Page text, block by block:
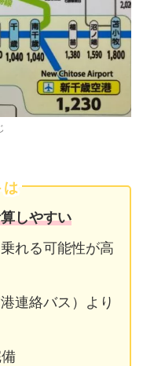
は
しやすい
れる可能性が高
連絡バス）より